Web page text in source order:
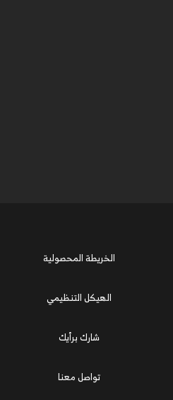
الخريطة المحصولية
الهيكل التنظيمي
شارك برأيك
تواصل معنا